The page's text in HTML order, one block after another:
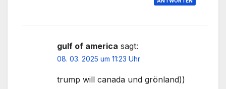
gulf of america sagt:
08. 03. 2025 um 11:23 Uhr
trump will canada und grönland))